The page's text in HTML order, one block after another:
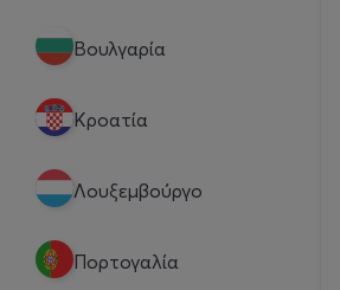
Βουλγαρία
Κροατία
Λουξεμβούργο
Πορτογαλία